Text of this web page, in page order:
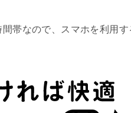
帯なので、スマホを利用す